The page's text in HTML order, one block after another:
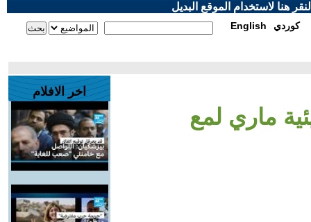
هنا لاستخدام الموقع البديل
English كوردي
ماري لمع
اخر الافلام